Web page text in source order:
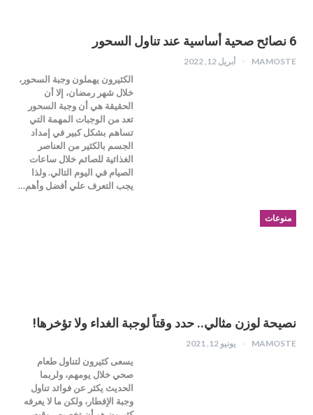
6 نصائح صحية أساسية عند تناول السحور
MAMOSTE أبريل 12, 2022
الكثيرون يهملون وجبة السحور،
خلال شهر رمضان، إلا أن
الحقيقة هي أن وجبة السحور
تعد من الوجبات المهمة التي
تساهم بشكل كبير في إمداد
الجسم بالكثير من العناصر
الغذائية للصائم خلال ساعات
الصيام في اليوم التالي. ولذا
يجب التعرف علي أفضل وأهم…
منوعات
نصيحة لوزن مثالي.. حدد وقتاً لوجبة الغداء ولا تؤخرها!
MAMOSTE يونيو 12, 2021
يسعى كثيرون لتناول طعام
صحي خلال يومهم، ولربما
الحديث يكثر عن فوائد تناول
وجبة الإفطار، ولكن ما لا يعرفه